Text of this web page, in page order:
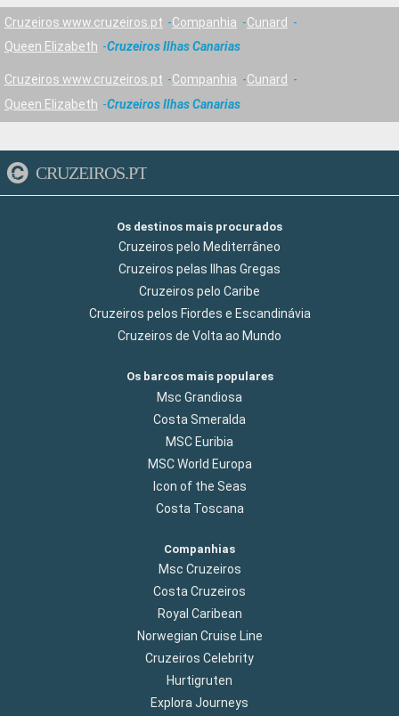
Cruzeiros www.cruzeiros.pt Companhia
Cunard
Queen Elizabeth
Cruzeiros Ilhas Canarias
Cruzeiros www.cruzeiros.pt Companhia
Cunard
Queen Elizabeth
Cruzeiros Ilhas Canarias
CRUZEIROS.PT
Os destinos mais procurados
Cruzeiros pelo Mediterrâneo
Cruzeiros pelas Ilhas Gregas
Cruzeiros pelo Caribe
Cruzeiros pelos Fiordes e Escandinávia
Cruzeiros de Volta ao Mundo
Os barcos mais populares
Msc Grandiosa
Costa Smeralda
MSC Euribia
MSC World Europa
Icon of the Seas
Costa Toscana
Companhias
Msc Cruzeiros
Costa Cruzeiros
Royal Caribean
Norwegian Cruise Line
Cruzeiros Celebrity
Hurtigruten
Explora Journeys